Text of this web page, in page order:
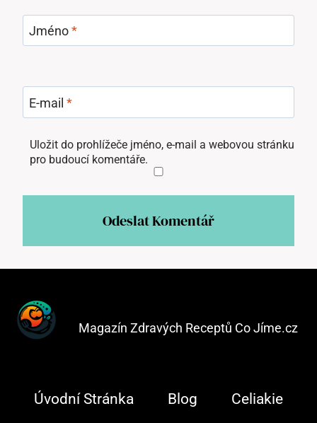
Jméno*
E-mail *
Uložit do prohlížeče jméno, e-mail a webovou stránku
pro budoucí komentáře.
Magazín Zdravých Receptů Co Jíme.cz
Úvodní Stránka Blog
Celiakie